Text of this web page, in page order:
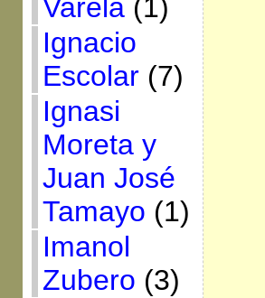
Varela(1)
Ignacio
Escolar(7)
Ignasi
Moreta y
Juan José
Tamayo (1)
Imanol
Zubero (3)